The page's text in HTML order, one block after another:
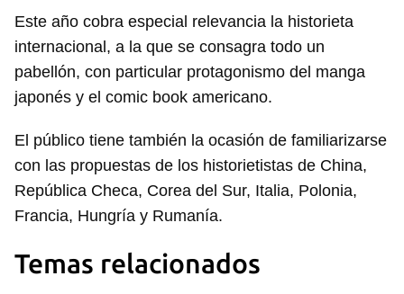
Para poder guardar como favorito, primero has de
iniciar sesión con tu cuenta de 14ymedio.
INICIAR SESIÓN CANCELAR
Este año cobra especial relevancia la historieta
internacional, a la que se consagra todo un
pabellón, con particular protagonismo del manga
japonés y el comic book americano.
El público tiene también la ocasión de familiarizarse
con las propuestas de los historietistas de China,
República Checa, Corea del Sur, Italia, Polonia,
Francia, Hungría y Rumanía.
Temas relacionados